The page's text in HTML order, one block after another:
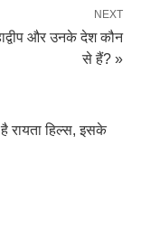
NEXT
और उनके देश कौन
से हैं? »
रायता हिल्स, इसके